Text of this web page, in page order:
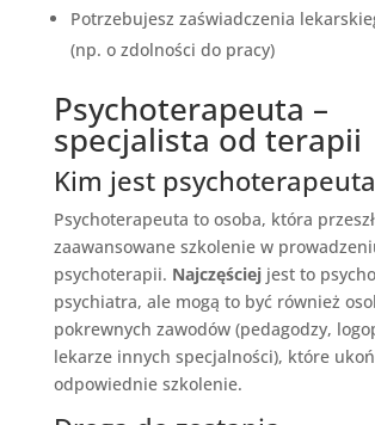
Potrzebujesz zaświadczenia
(np. o zdolności do pracy)
Psychoterapeuta –
specjalista od terapii
Kim jest
Psychoterapeuta to osoba, która
zaawansowane szkolenie w
psychoterapii. Najczęściejjest to
psychiatra, ale mogą to być również
pokrewnych zawodów (pedagodzy,
lekarze innych specjalności), które
odpowiednie szkolenie.